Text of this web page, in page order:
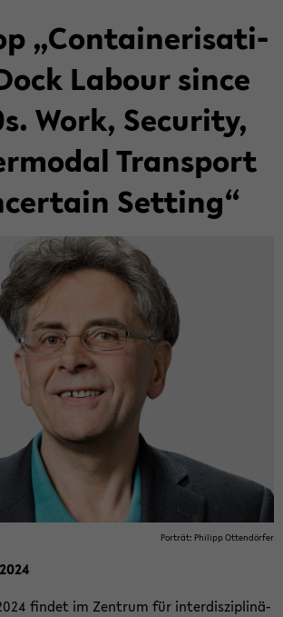
„Con­tai­ne­ri­sa­ti­
La­bour since
Work, Se­cu­ri­ty,
Trans­port
Set­ting“
Por­trät: Phil­ipp Ot­ten­dör­fer
fin­det im Zen­trum für in­ter­dis­zi­pli­nä­